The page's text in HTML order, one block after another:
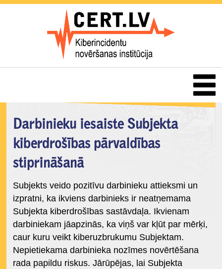
Darbinieku iesaiste Subjekta
kiberdrošības pārvaldības
stiprināšanā
Subjekts veido pozitīvu darbinieku attieksmi un
izpratni, ka ikviens darbinieks ir neatņemama
Subjekta kiberdrošības sastāvdaļa. Ikvienam
darbiniekam jāapzinās, ka viņš var kļūt par mērķi,
caur kuru veikt kiberuzbrukumu Subjektam.
Nepietiekama darbinieka nozīmes novērtēšana
rada papildu riskus. Jārūpējas, lai Subjekta